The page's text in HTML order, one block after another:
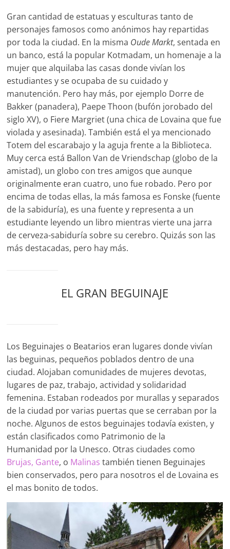
Gran cantidad de estatuas y esculturas tanto de
personajes famosos como anónimos hay repartidas
por toda la ciudad. En la misma Oude Markt, sentada en
un banco, está la popular Kotmadam, un homenaje a la
mujer que alquilaba las casas donde vivían los
estudiantes y se ocupaba de su cuidado y
manutención. Pero hay más, por ejemplo Dorre de
Bakker (panadera), Paepe Thoon (bufón jorobado del
siglo XV), o Fiere Margriet (una chica de Lovaina que fue
violada y asesinada). También está el ya mencionado
Totem del escarabajo y la aguja frente a la Biblioteca.
Muy cerca está Ballon Van de Vriendschap (globo de la
amistad), un globo con tres amigos que aunque
originalmente eran cuatro, uno fue robado. Pero por
encima de todas ellas, la más famosa es Fonske (fuente
de la sabiduría), es una fuente y representa a un
estudiante leyendo un libro mientras vierte una jarra
de cerveza-sabiduría sobre su cerebro. Quizás son las
más destacadas, pero hay más.
EL GRAN BEGUINAJE
Los Beguinajes o Beatarios eran lugares donde vivían
las beguinas, pequeños poblados dentro de una
ciudad. Alojaban comunidades de mujeres devotas,
lugares de paz, trabajo, actividad y solidaridad
femenina. Estaban rodeados por murallas y separados
de la ciudad por varias puertas que se cerraban por la
noche. Algunos de estos beguinajes todavía existen, y
están clasificados como Patrimonio de la
Humanidad por la Unesco. Otras ciudades como
Brujas, Gante, o Malinas también tienen Beguinajes
bien conservados, pero para nosotros el de Lovaina es
el mas bonito de todos.